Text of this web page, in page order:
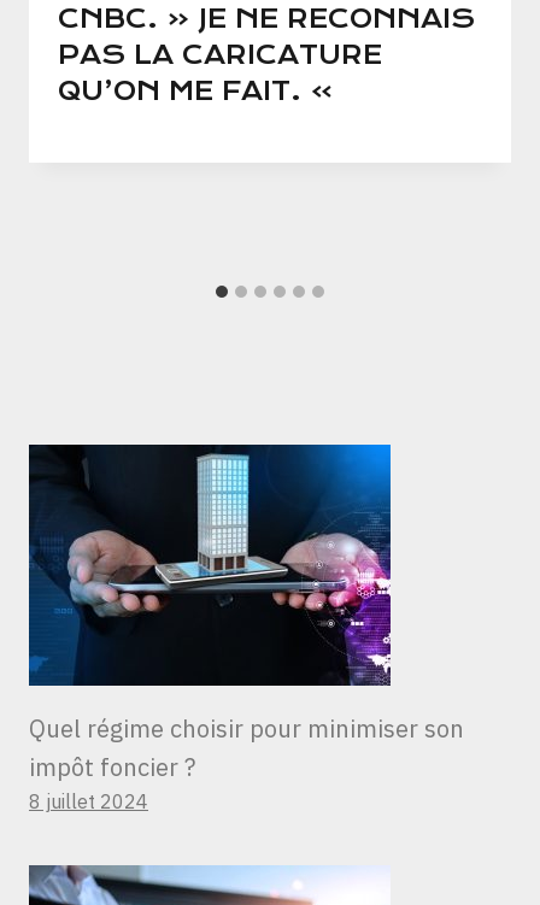
CNBC. « JE NE RECONNAIS
PAS LA CARICATURE
QU’ON ME FAIT. »
Quel régime choisir pour minimiser son
impôt foncier ?
8 juillet 2024